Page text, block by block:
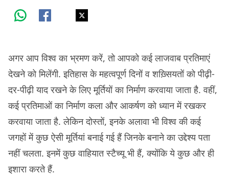
अगर आप विश्व का भ्रमण करें, तो आपको कई लाजवाब प्रतिमाएं
देखने को मिलेंगी. इतिहास के महत्वपूर्ण दिनों व शख़्सियतों को पीढ़ी-
दर-पीढ़ी याद रखने के लिए मूर्तियों का निर्माण करवाया जाता है. वहीं,
कई प्रतिमाओं का निर्माण कला और आकर्षण को ध्यान में रखकर
करवाया जाता है. लेकिन दोस्तों, इनके अलावा भी विश्व की कई
जगहों में कुछ ऐसी मूर्तियां बनाई गई हैं जिनके बनाने का उद्देश्य पता
नहीं चलता. इनमें कुछ वाहियात स्टैच्यू भी हैं, क्योंकि ये कुछ और ही
इशारा करते हैं.